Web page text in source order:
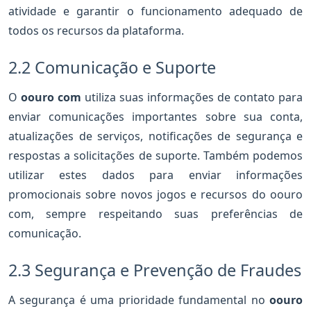
atividade e garantir o funcionamento adequado de
todos os recursos da plataforma.
2.2 Comunicação e Suporte
O oouro com utiliza suas informações de contato para
enviar comunicações importantes sobre sua conta,
atualizações de serviços, notificações de segurança e
respostas a solicitações de suporte. Também podemos
utilizar estes dados para enviar informações
promocionais sobre novos jogos e recursos do oouro
com, sempre respeitando suas preferências de
comunicação.
2.3 Segurança e Prevenção de Fraudes
A segurança é uma prioridade fundamental no oouro